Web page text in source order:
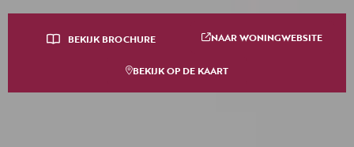
BEKIJK BROCHURE NAAR WONINGWEBSITE
BEKIJK OP DE KAART